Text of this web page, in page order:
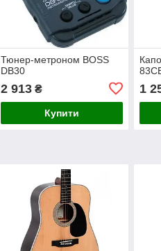
Тюнер-метроном BOSS
DB30
2 913₴
Купити
1